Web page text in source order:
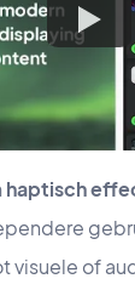
haptisch
visuele of